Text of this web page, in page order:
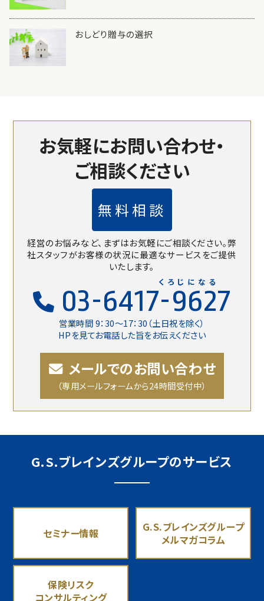
おしどり贈与の選択
お気軽にお問い合わせ・
ご相談ください
無料相談
経営のお悩みなど、まずはお気軽にご相談ください。弊
社スタッフがお客様の状況に最適なサービスをご提供
いたします。
03-6417-9627
営業時間 9：30〜17：30（土日祝を除く）
HPを見てお電話した旨をお伝えください
くろじになる
メールでのお問い合わせ
（専用メールフォームから24時間受付中）
G.S.ブレインズグループのサービス
セミナー情報
G.S.ブレインズグループ
メルマガコラム
保険リスク
コンサルティング